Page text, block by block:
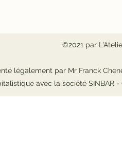
©2021 par
légalement par Mr Franck
avec la société SINBAR